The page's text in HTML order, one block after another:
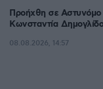
Προήχθη σε
Κωνσταντία
08.08.2026, 14:57